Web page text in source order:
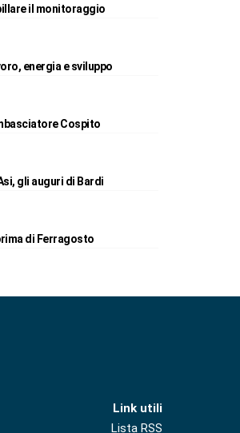
il monitoraggio
energia e sviluppo
Cospito
gli auguri di Bardi
di Ferragosto
Link utili
Lista RSS